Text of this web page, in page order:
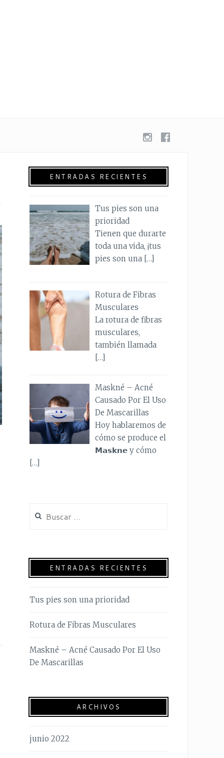
ENTRADAS RECIENTES
Tus pies son una
prioridad
Tienen que durarte
toda una vida, ¡tus
pies son una […]
Rotura de Fibras
Musculares
La rotura de fibras
musculares,
también llamada
[…]
Maskné – Acné
Causado Por El Uso
De Mascarillas
Hoy hablaremos de
cómo se produce el
𝗠𝗮𝘀𝗸𝗻𝗲 y cómo
[…]
ENTRADAS RECIENTES
Tus pies son una prioridad
Rotura de Fibras Musculares
Maskné – Acné Causado Por El Uso
De Mascarillas
ARCHIVOS
junio 2022